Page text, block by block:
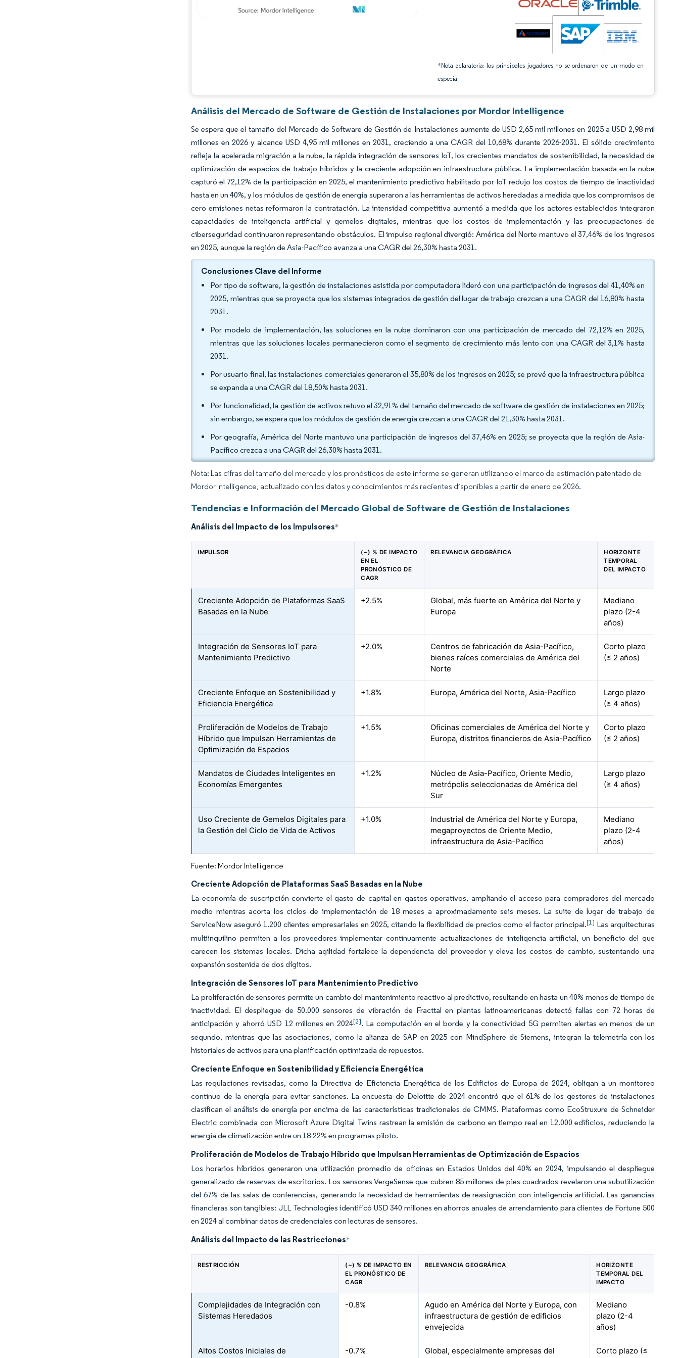
*Nota aclaratoria: los principales jugadores no se ordenaron de un modo en
especial
Análisis del Mercado de Software de Gestión de Instalaciones por Mordor Intelligence
Se espera que el tamaño del Mercado de Software de Gestión de Instalaciones aumente de USD 2,65 mil millones en 2025 a USD 2,98 mil
millones en 2026 y alcance USD 4,95 mil millones en 2031, creciendo a una CAGR del 10,68% durante 2026-2031. El sólido crecimiento
refleja la acelerada migración a la nube, la rápida integración de sensores IoT, los crecientes mandatos de sostenibilidad, la necesidad de
optimización de espacios de trabajo híbridos y la creciente adopción en infraestructura pública. La implementación basada en la nube
capturó el 72,12% de la participación en 2025, el mantenimiento predictivo habilitado por IoT redujo los costos de tiempo de inactividad
hasta en un 40%, y los módulos de gestión de energía superaron a las herramientas de activos heredadas a medida que los compromisos de
cero emisiones netas reformaron la contratación. La intensidad competitiva aumentó a medida que los actores establecidos integraron
capacidades de inteligencia artificial y gemelos digitales, mientras que los costos de implementación y las preocupaciones de
ciberseguridad continuaron representando obstáculos. El impulso regional divergió: América del Norte mantuvo el 37,46% de los ingresos
en 2025, aunque la región de Asia-Pacífico avanza a una CAGR del 26,30% hasta 2031.
Conclusiones Clave del Informe
Por tipo de software, la gestión de instalaciones asistida por computadora lideró con una participación de ingresos del 41,40% en
2025, mientras que se proyecta que los sistemas integrados de gestión del lugar de trabajo crezcan a una CAGR del 16,80% hasta
2031.
Por modelo de implementación, las soluciones en la nube dominaron con una participación de mercado del 72,12% en 2025,
mientras que las soluciones locales permanecieron como el segmento de crecimiento más lento con una CAGR del 3,1% hasta
2031.
Por usuario final, las instalaciones comerciales generaron el 35,80% de los ingresos en 2025; se prevé que la infraestructura pública
se expanda a una CAGR del 18,50% hasta 2031.
Por funcionalidad, la gestión de activos retuvo el 32,91% del tamaño del mercado de software de gestión de instalaciones en 2025;
sin embargo, se espera que los módulos de gestión de energía crezcan a una CAGR del 21,30% hasta 2031.
Por geografía, América del Norte mantuvo una participación de ingresos del 37,46% en 2025; se proyecta que la región de Asia-
Pacífico crezca a una CAGR del 26,30% hasta 2031.
Nota: Las cifras del tamaño del mercado y los pronósticos de este informe se generan utilizando el marco de estimación patentado de
Mordor Intelligence, actualizado con los datos y conocimientos más recientes disponibles a partir de enero de 2026.
Tendencias e Información del Mercado Global de Software de Gestión de Instalaciones
Análisis del Impacto de los Impulsores*
IMPULSOR
(~) % DE IMPACTO
EN EL
PRONÓSTICO DE
CAGR
RELEVANCIA GEOGRÁFICA
HORIZONTE
TEMPORAL
DEL IMPACTO
Creciente Adopción de Plataformas SaaS
Basadas en la Nube
+2.5%
Global, más fuerte en América del Norte y
Europa
Mediano
plazo (2-4
años)
Integración de Sensores IoT para
Mantenimiento Predictivo
+2.0%
Centros de fabricación de Asia-Pacífico,
bienes raíces comerciales de América del
Norte
Corto plazo
(≤ 2 años)
Creciente Enfoque en Sostenibilidad y
Eficiencia Energética
+1.8% Europa, América del Norte, Asia-Pacífico
Largo plazo
(≥ 4 años)
Proliferación de Modelos de Trabajo
Híbrido que Impulsan Herramientas de
Optimización de Espacios
+1.5%
Oficinas comerciales de América del Norte y
Europa, distritos financieros de Asia-Pacífico
Corto plazo
(≤ 2 años)
Mandatos de Ciudades Inteligentes en
Economías Emergentes
+1.2%
Núcleo de Asia-Pacífico, Oriente Medio,
metrópolis seleccionadas de América del
Sur
Largo plazo
(≥ 4 años)
Uso Creciente de Gemelos Digitales para
la Gestión del Ciclo de Vida de Activos
+1.0%
Industrial de América del Norte y Europa,
megaproyectos de Oriente Medio,
infraestructura de Asia-Pacífico
Mediano
plazo (2-4
años)
Fuente: Mordor Intelligence
Creciente Adopción de Plataformas SaaS Basadas en la Nube
La economía de suscripción convierte el gasto de capital en gastos operativos, ampliando el acceso para compradores del mercado
medio mientras acorta los ciclos de implementación de 18 meses a aproximadamente seis meses. La suite de lugar de trabajo de
ServiceNow aseguró 1.200 clientes empresariales en 2025, citando la flexibilidad de precios como el factor principal.[1] Las arquitecturas
multiinquilino permiten a los proveedores implementar continuamente actualizaciones de inteligencia artificial, un beneficio del que
carecen los sistemas locales. Dicha agilidad fortalece la dependencia del proveedor y eleva los costos de cambio, sustentando una
expansión sostenida de dos dígitos.
Integración de Sensores IoT para Mantenimiento Predictivo
La proliferación de sensores permite un cambio del mantenimiento reactivo al predictivo, resultando en hasta un 40% menos de tiempo de
inactividad. El despliegue de 50.000 sensores de vibración de Fracttal en plantas latinoamericanas detectó fallas con 72 horas de
anticipación y ahorró USD 12 millones en 2024[2]. La computación en el borde y la conectividad 5G permiten alertas en menos de un
segundo, mientras que las asociaciones, como la alianza de SAP en 2025 con MindSphere de Siemens, integran la telemetría con los
historiales de activos para una planificación optimizada de repuestos.
Creciente Enfoque en Sostenibilidad y Eficiencia Energética
Las regulaciones revisadas, como la Directiva de Eficiencia Energética de los Edificios de Europa de 2024, obligan a un monitoreo
continuo de la energía para evitar sanciones. La encuesta de Deloitte de 2024 encontró que el 61% de los gestores de instalaciones
clasifican el análisis de energía por encima de las características tradicionales de CMMS. Plataformas como EcoStruxure de Schneider
Electric combinada con Microsoft Azure Digital Twins rastrean la emisión de carbono en tiempo real en 12.000 edificios, reduciendo la
energía de climatización entre un 18-22% en programas piloto.
Proliferación de Modelos de Trabajo Híbrido que Impulsan Herramientas de Optimización de Espacios
Los horarios híbridos generaron una utilización promedio de oficinas en Estados Unidos del 40% en 2024, impulsando el despliegue
generalizado de reservas de escritorios. Los sensores VergeSense que cubren 85 millones de pies cuadrados revelaron una subutilización
del 67% de las salas de conferencias, generando la necesidad de herramientas de reasignación con inteligencia artificial. Las ganancias
financieras son tangibles: JLL Technologies identificó USD 340 millones en ahorros anuales de arrendamiento para clientes de Fortune 500
en 2024 al combinar datos de credenciales con lecturas de sensores.
Análisis del Impacto de las Restricciones*
RESTRICCIÓN
(~) % DE IMPACTO EN
EL PRONÓSTICO DE
CAGR
RELEVANCIA GEOGRÁFICA
HORIZONTE
TEMPORAL DEL
IMPACTO
Complejidades de Integración con
Sistemas Heredados
-0.8%
Agudo en América del Norte y Europa, con
infraestructura de gestión de edificios
envejecida
Mediano
plazo (2-4
años)
Altos Costos Iniciales de
-0.7%
Global, especialmente empresas del
Corto plazo (≤